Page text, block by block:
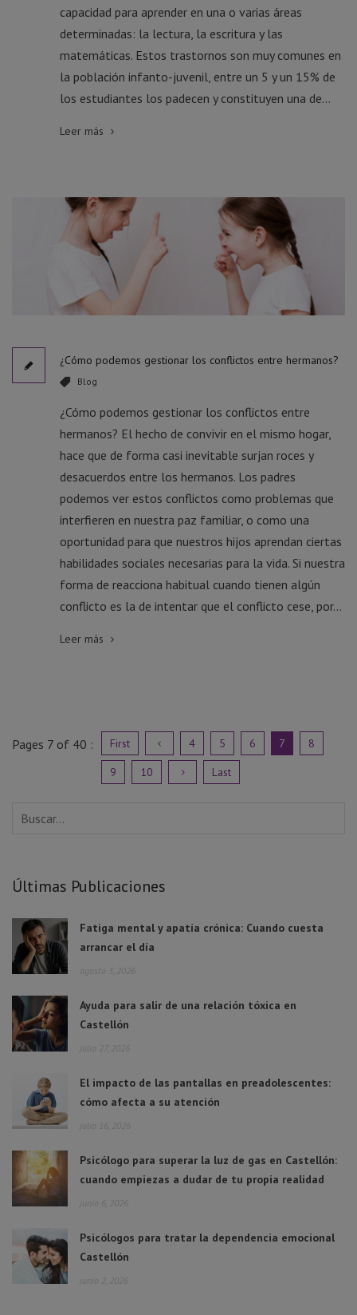
capacidad para aprender en una o varias áreas
determinadas: la lectura, la escritura y las
matemáticas. Estos trastornos son muy comunes en
la población infanto-juvenil, entre un 5 y un 15% de
los estudiantes los padecen y constituyen una de...
Leer más
¿Cómo podemos gestionar los conflictos entre hermanos?
Blog
¿Cómo podemos gestionar los conflictos entre
hermanos? El hecho de convivir en el mismo hogar,
hace que de forma casi inevitable surjan roces y
desacuerdos entre los hermanos. Los padres
podemos ver estos conflictos como problemas que
interfieren en nuestra paz familiar, o como una
oportunidad para que nuestros hijos aprendan ciertas
habilidades sociales necesarias para la vida. Si nuestra
forma de reacciona habitual cuando tienen algún
conflicto es la de intentar que el conflicto cese, por...
Leer más
Pages 7 of 40 : First 4 5 6 7
8
9
10 Last
Últimas Publicaciones
Fatiga mental y apatía crónica: Cuando cuesta
arrancar el día
agosto 3, 2026
Ayuda para salir de una relación tóxica en
Castellón
julio 27, 2026
El impacto de las pantallas en preadolescentes:
cómo afecta a su atención
julio 16, 2026
Psicólogo para superar la luz de gas en Castellón:
cuando empiezas a dudar de tu propia realidad
junio 6, 2026
Psicólogos para tratar la dependencia emocional
Castellón
junio 2, 2026